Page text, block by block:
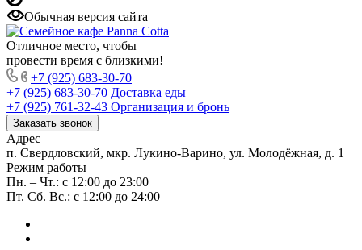
Обычная версия сайта
Отличное место, чтобы
провести время с близкими!
+7 (925) 683-30-70
+7 (925) 683-30-70 Доставка еды
+7 (925) 761-32-43 Организация и бронь
Заказать звонок
Адрес
п. Свердловский, мкр. Лукино-Варино, ул. Молодёжная, д. 1
Режим работы
Пн. – Чт.: с 12:00 до 23:00
Пт. Сб. Вс.: с 12:00 до 24:00